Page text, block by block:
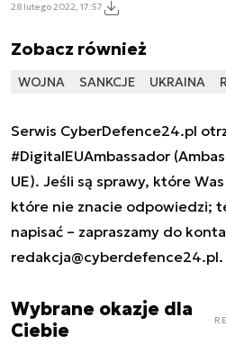
28 lutego 2022, 17:57
Zobacz również
WOJNA SANKCJE UKRAINA
Serwis CyberDefence24.pl
#DigitalEUAmbassador
UE). Jeśli są sprawy, które
które nie znacie odpowiedzi;
napisać – zapraszamy do
redakcja@cyberdefence24.pl.
Wybrane okazje dla
Ciebie